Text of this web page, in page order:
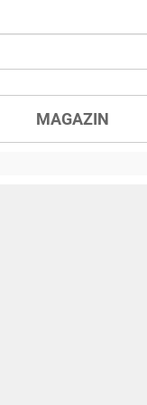
MAGAZIN